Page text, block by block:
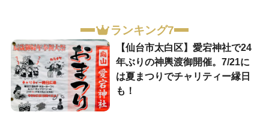
ランキング7
【仙台市太白区】愛宕神社で24
年ぶりの神輿渡御開催。7/21に
は夏まつりでチャリティー縁日
も！